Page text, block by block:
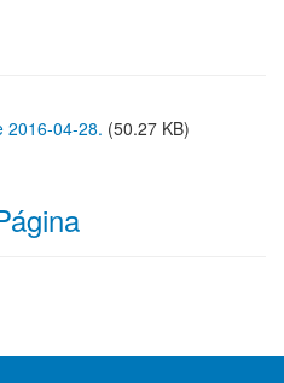
2016-04-28. (50.27 KB)